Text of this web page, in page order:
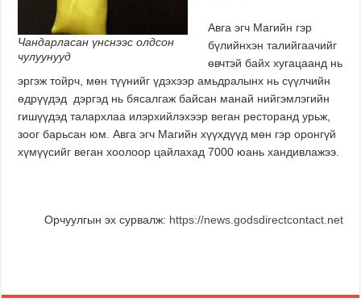
Чандарласан үнснээс олдсон
чулуунууд
Авга эгч Магийн гэр
бүлийнхэн талийгаачийг
өвчтэй байх хугацаанд нь
эргэж тойрч, мөн түүнийг үдэхээр амьдралынх нь сүүлчийн
өдрүүдэд дэргэд нь бясалгаж байсан манай нийгэмлэгийн
гишүүдэд талархлаа илэрхийлэхээр веган ресторанд урьж,
зоог барьсан юм. Авга эгч Магийн хүүхдүүд мөн гэр оронгүй
хүмүүсийг веган хоолоор цайлахад 7000 юань хандивлажээ.
Орчуулгын эх сурвалж: https://news.godsdirectcontact.net